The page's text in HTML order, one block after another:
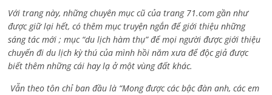
Với trang này, những chuyên mục cũ của trang 71.com gần như
được giữ lại hết, có thêm mục truyện ngắn để giới thiệu những
sáng tác mới ; mục “du lịch hàm thụ” để mọi người được giới thiệu
chuyến đi du lịch kỳ thú của mình hồi năm xưa để độc giả được
biết thêm những cái hay lạ ở một vùng đất khác.
Vẫn theo tôn chỉ ban đầu là “Mong được các bậc đàn anh, các em